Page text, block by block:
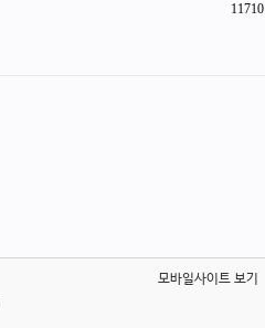
11710
모바일사이트 보기